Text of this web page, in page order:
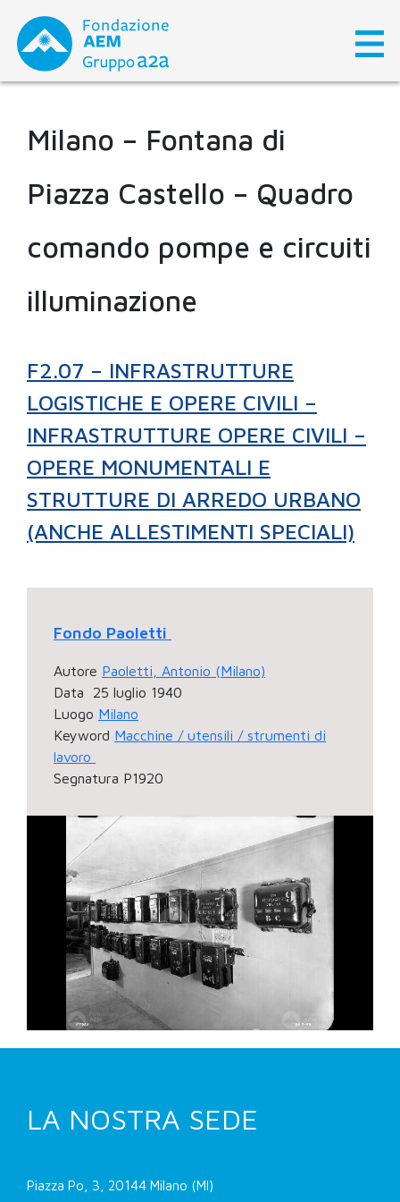
content
Milano – Fontana di
Piazza Castello – Quadro
comando pompe e circuiti
illuminazione
F2.07 – INFRASTRUTTURE
LOGISTICHE E OPERE CIVILI –
INFRASTRUTTURE OPERE CIVILI –
OPERE MONUMENTALI E
STRUTTURE DI ARREDO URBANO
(ANCHE ALLESTIMENTI SPECIALI)
Fondo Paoletti
Autore Paoletti, Antonio (Milano)
Data 25 luglio 1940
Luogo Milano
Keyword Macchine / utensili / strumenti di
lavoro
Segnatura P1920
LA NOSTRA SEDE
Piazza Po, 3, 20144 Milano (MI)